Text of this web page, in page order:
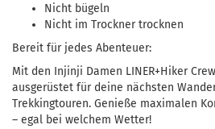
Nicht bügeln
Nicht im Trockner trocknen
Bereit für jedes Abenteuer:
Mit den Injinji Damen LINER+Hiker
ausgerüstet für deine nächsten
Trekkingtouren. Genieße maximalen
– egal bei welchem Wetter!